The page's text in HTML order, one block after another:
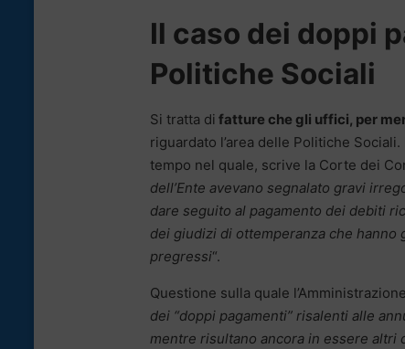
Il caso dei doppi
Politiche Sociali
Si tratta di fatture che gli uffici, per
riguardato l’area delle Politiche
tempo nel quale, scrive la Corte dei
dell’Ente avevano segnalato gravi
dare seguito al pagamento dei debiti
dei giudizi di ottemperanza che hanno
pregressi“.
Questione sulla quale
dei “doppi pagamenti” risalenti alle
mentre risultano ancora in essere altri